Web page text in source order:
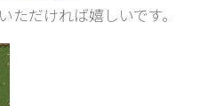
だければ嬉しいです。